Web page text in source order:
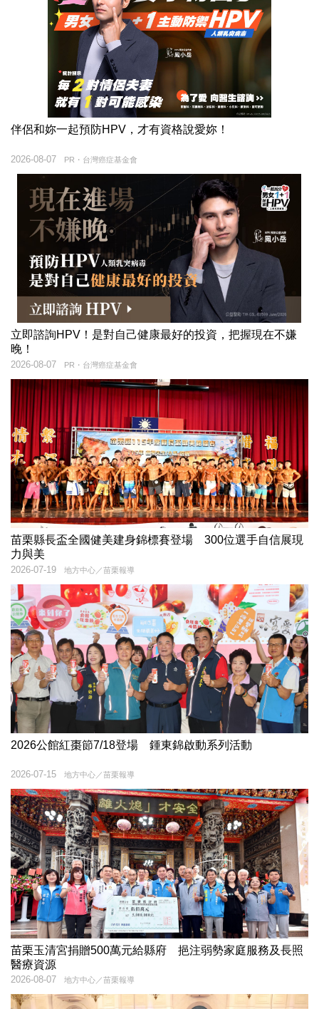
伴侶和妳一起預防HPV，才有資格說愛妳！
PR・台灣癌症基金會
2026-08-07
立即諮詢HPV！是對自己健康最好的投資，把握現在不嫌
晚！
PR・台灣癌症基金會
2026-08-07
苗栗縣長盃全國健美建身錦標賽登場 300位選手自信展現
力與美
地方中心／苗栗報導
2026-07-19
2026公館紅棗節7/18登場 鍾東錦啟動系列活動
地方中心／苗栗報導
2026-07-15
苗栗玉清宮捐贈500萬元給縣府 挹注弱勢家庭服務及長照
醫療資源
地方中心／苗栗報導
2026-08-07